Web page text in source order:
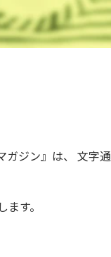
ガジン』は、 文字通
す。